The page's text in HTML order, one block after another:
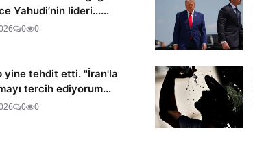
Yahudi’nin lideri......
0 0
yine tehdit etti. "İran'la
tercih ediyorum...
0 0